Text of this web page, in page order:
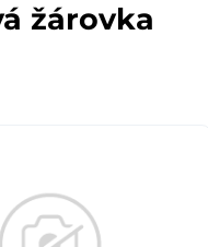
žárovka